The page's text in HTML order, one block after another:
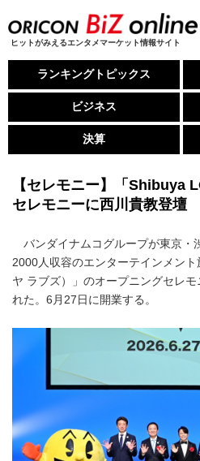
ヒットがみえるエンタメマーケット情報サイト
ランキングトピックス
ビジネス
決算
【セレモニー】「Shibuya
セレモニーに西川貴教登壇
バンダイナムコグループが東京・
2000人収容のエンターテインメン
ヤ ラブズ）」のオープニングセレ
れた。6月27日に開業する。